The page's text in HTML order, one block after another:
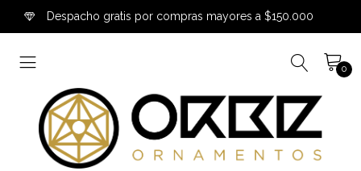
Despacho gratis por compras mayores a $150.000
0